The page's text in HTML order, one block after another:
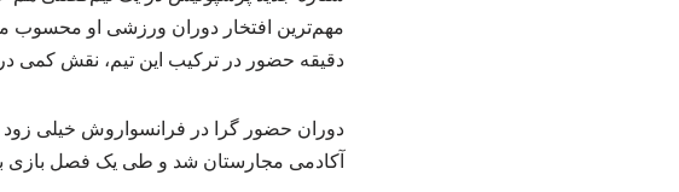
دقیقه حضور در ترکیب این تیم، نقش کمی
دوران حضور گرا در فرانسواروش خیلی زود
آکادمی مجارستان شد و طی یک فصل بازی برای این تیم در ۲۰ بازی آمار یک